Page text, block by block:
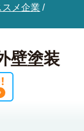
メ企業 /
壁塗装